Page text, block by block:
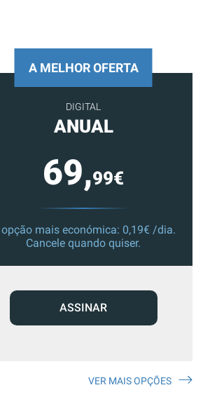
A MELHOR OFERTA
DIGITAL
ANUAL
69,99€
mais económica: 0,19€ /dia.
Cancele quando quiser.
ASSINAR
VER MAIS OPÇÕES